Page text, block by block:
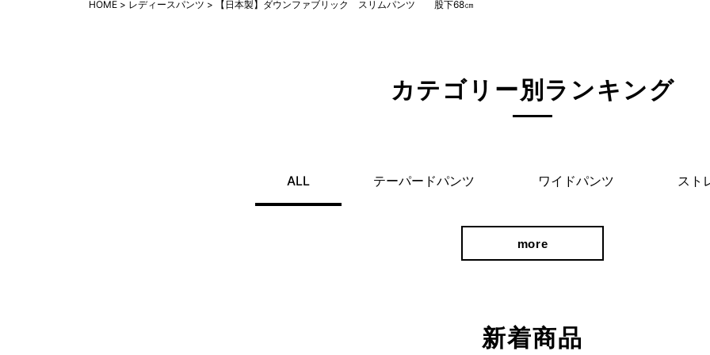
ショップチャンネル（TV通販）でも大
HOME レディースパンツ 【日本製】ダウンファブリック スリムパンツ 股下68㎝
カテゴリー別ランキング
ALL テーパードパンツ ワイドパンツ スト
more
新着商品